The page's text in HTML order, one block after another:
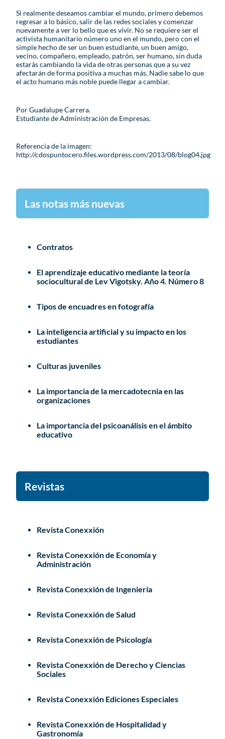
Si realmente deseamos cambiar el mundo, primero debemos
regresar a lo básico, salir de las redes sociales y comenzar
nuevamente a ver lo bello que es vivir. No se requiere ser el
activista humanitario número uno en el mundo, pero con el
simple hecho de ser un buen estudiante, un buen amigo,
vecino, compañero, empleado, patrón, ser humano, sin duda
estarás cambiando la vida de otras personas que a su vez
afectarán de forma positiva a muchas más. Nadie sabe lo que
el acto humano más noble puede llegar a cambiar.
Por Guadalupe Carrera.
Estudiante de Administración de Empresas.
Referencia de la imagen:
http://cdospuntocero.files.wordpress.com/2013/08/blog04.jpg
Las notas más nuevas
Contratos
El aprendizaje educativo mediante la teoría
sociocultural de Lev Vigotsky. Año 4. Número 8
Tipos de encuadres en fotografía
La inteligencia artificial y su impacto en los
estudiantes
Culturas juveniles
La importancia de la mercadotecnia en las
organizaciones
La importancia del psicoanálisis en el ámbito
educativo
Revistas
Revista Conexxión
Revista Conexxión de Economía y
Administración
Revista Conexxión de Ingeniería
Revista Conexxión de Salud
Revista Conexxión de Psicología
Revista Conexxión de Derecho y Ciencias
Sociales
Revista Conexxión Ediciones Especiales
Revista Conexxión de Hospitalidad y
Gastronomía